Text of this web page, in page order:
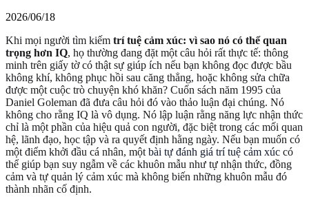
2026/06/18
Khi mọi người tìm kiếm trí tuệ cảm xúc: vì sao nó có thể quan
trọng hơn IQ, họ thường đang đặt một câu hỏi rất thực tế: thông
minh trên giấy tờ có thật sự giúp ích nếu bạn không đọc được bầu
không khí, không phục hồi sau căng thẳng, hoặc không sửa chữa
được một cuộc trò chuyện khó khăn? Cuốn sách năm 1995 của
Daniel Goleman đã đưa câu hỏi đó vào thảo luận đại chúng. Nó
không cho rằng IQ là vô dụng. Nó lập luận rằng năng lực nhận thức
chỉ là một phần của hiệu quả con người, đặc biệt trong các mối quan
hệ, lãnh đạo, học tập và ra quyết định hằng ngày. Nếu bạn muốn có
một điểm khởi đầu cá nhân, một bài tự đánh giá trí tuệ cảm xúc có
thể giúp bạn suy ngẫm về các khuôn mẫu như tự nhận thức, đồng
cảm và tự quản lý cảm xúc mà không biến những khuôn mẫu đó
thành nhãn cố định.